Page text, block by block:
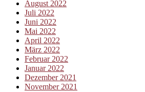
August 2022
Juli 2022
Juni 2022
Mai 2022
April 2022
März 2022
Februar 2022
Januar 2022
Dezember 2021
November 2021